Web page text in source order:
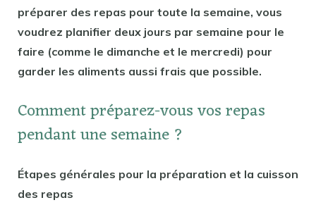
préparer des repas pour toute la semaine, vous
voudrez planifier deux jours par semaine pour le
faire (comme le dimanche et le mercredi) pour
garder les aliments aussi frais que possible.
Comment préparez-vous vos repas
pendant une semaine ?
Étapes générales pour la préparation et la cuisson
des repas